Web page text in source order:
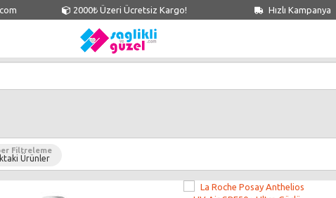
2000₺ Üzeri Ücretsiz Kargo! Hızlı Kampanya
Filtreleme
Ürünler